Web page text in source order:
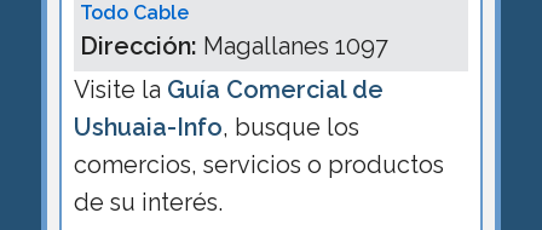
Todo Cable
Dirección: Magallanes 1097
Visite la Guía Comercial de
Ushuaia-Info, busque los
comercios, servicios o productos
de su interés.